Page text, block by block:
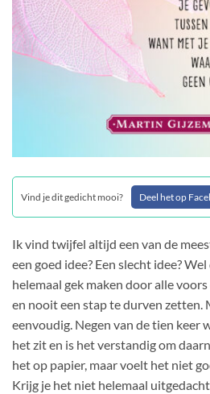
Vind je dit gedicht mooi? Deel het op
Ik vind twijfel altijd een van de
een goed idee? Een slecht idee?
helemaal gek maken door alle
en nooit een stap te durven zetten.
eenvoudig. Negen van de tien keer
het zit en is het verstandig om
het op papier, maar voelt het niet
Krijg je het niet helemaal